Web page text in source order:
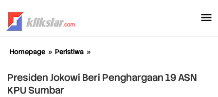
konten
Homepage » Peristiwa »
Beri
Penghargaan
Presiden Jokowi Beri Penghargaan 19 ASN
KPU Sumbar